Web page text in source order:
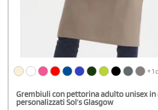
+ 1
Grembiuli con pettorina adulto unisex in
personalizzati Sol's Glasgow